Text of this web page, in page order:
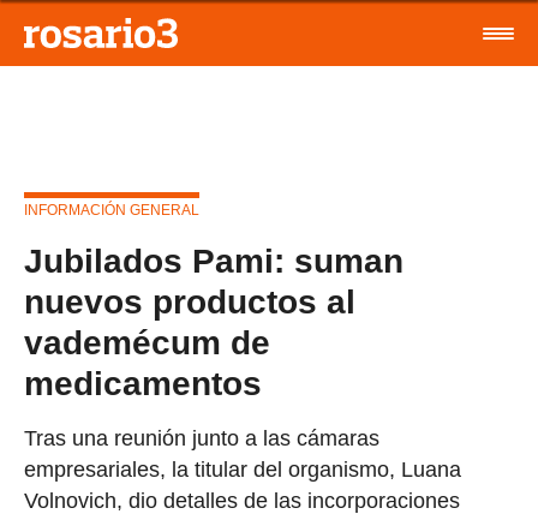
INFORMACIÓN GENERAL
Jubilados Pami: suman
nuevos productos al
vademécum de
medicamentos
Tras una reunión junto a las cámaras
empresariales, la titular del organismo, Luana
Volnovich, dio detalles de las incorporaciones